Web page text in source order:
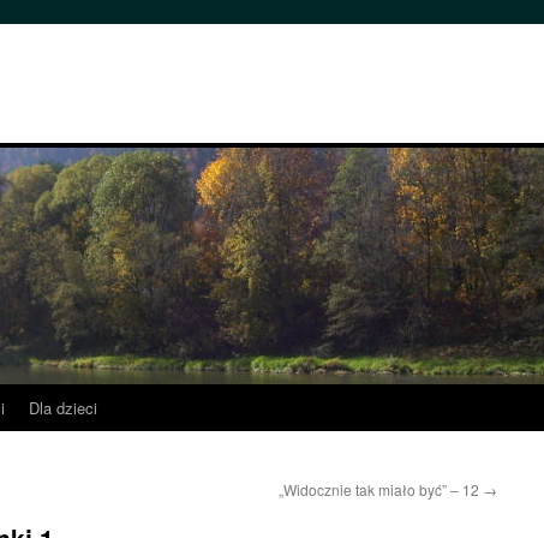
Dla dzieci
„Widocznie tak miało być” – 12 →